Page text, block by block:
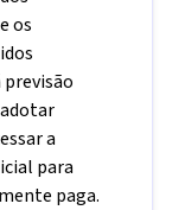
os
a
para
paga.